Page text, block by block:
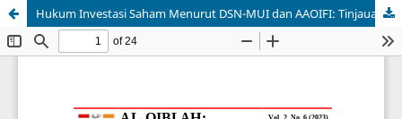
Hukum Investasi Saham Menurut DSN-MUI dan AAOIFI: Tinjauan Fikih Muamalah